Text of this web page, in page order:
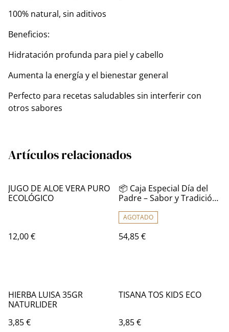
100% natural, sin aditivos
Beneficios:
Hidratación profunda para piel y cabello
Aumenta la energía y el bienestar general
Perfecto para recetas saludables sin interferir con
otros sabores
Artículos relacionados
JUGO DE ALOE VERA PURO
ECOLÓGICO
12,00 €
📦 Caja Especial Día del
Padre – Sabor y Tradición
AGOTADO
54,85 €
HIERBA LUISA 35GR
NATURLIDER
3,85 €
TISANA TOS KIDS ECO
3,85 €